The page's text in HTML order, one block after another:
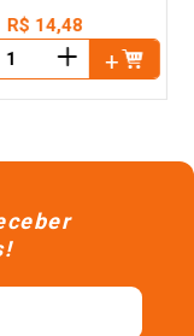
R$ 14,48
＋